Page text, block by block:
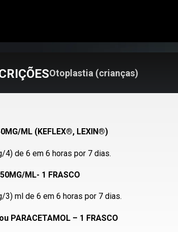
Otoplastia (crianças)
ML (KEFLEX®, LEXIN®)
4) de 6 em 6 horas por 7 dias.
ML- 1 FRASCO
3) ml de 6 em 6 horas por 7 dias.
PARACETAMOL – 1 FRASCO